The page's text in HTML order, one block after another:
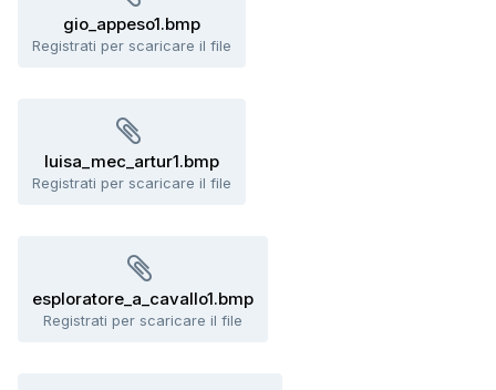
gio_appeso1.bmp
Registrati per scaricare il file
luisa_mec_artur1.bmp
Registrati per scaricare il file
esploratore_a_cavallo1.bmp
Registrati per scaricare il file